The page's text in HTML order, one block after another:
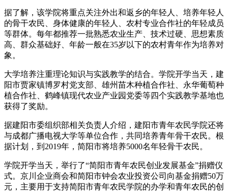
据了解，该学院将重点关注外出和返乡的年轻人、培养年轻人
的骨干农民、身体健康的年轻人、农村专业合作社的年轻成员
等群体。每年都推荐一批熟悉农业生产、技术过硬、思想素质
高、群众基础好、年龄一般在35岁以下的农村青年作为培养对
象。
大学培养注重理论知识与实践教学的结合。学院开学当天，建
阳市贾家镇博罗村党支部、雄州苗木种植合作社、永华葡萄种
植合作社、鹤峰镇现代农业产业园党委等四个实践教学基地也
获得了奖励。
据建阳市委组织部相关负责人介绍，建阳市青年农民学院还将
与成都广播电视大学等单位合作，共同培养青年骨干农民。根
据计划，到2019年，简阳市将培养5000名年轻骨干农民。
学院开学当天，举行了“简阳市青年农民创业发展基金”捐赠仪
式。京川企业商会和简阳市钟会农业投资公司向基金捐赠50万
元，主要用于支持简阳市青年农民学院的办学和青年农民的创